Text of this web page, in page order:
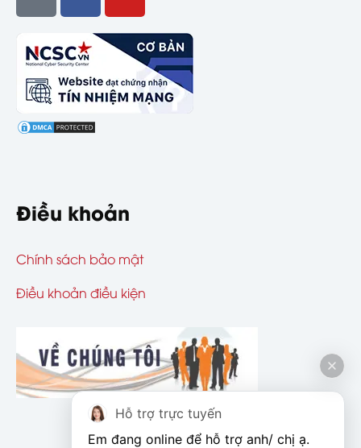
Điều khoản
Chính sách bảo mật
Điều khoản điều kiện
Hỗ trợ trực tuyến
Em đang online để hỗ trợ anh/ chị ạ.